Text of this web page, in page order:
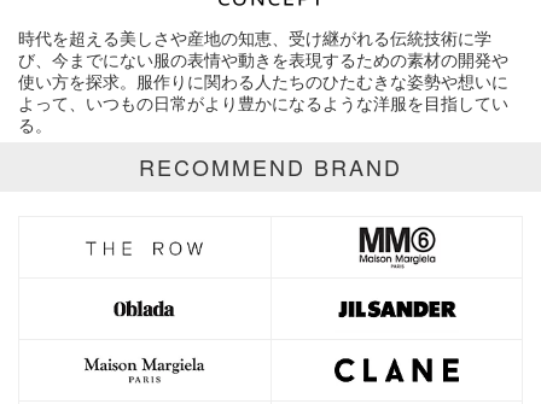
ブランド TELMA
カテゴリ
表示オプション
時代を超える美しさや産地の知恵、受け継がれる伝統技術に学
び、今までにない服の表情や動きを表現するための素材の開発や
使い⽅を探求。服作りに関わる人たちのひたむきな姿勢や想いに
よって、いつもの⽇常がより豊かになるような洋服を目指してい
る。
RECOMMEND BRAND